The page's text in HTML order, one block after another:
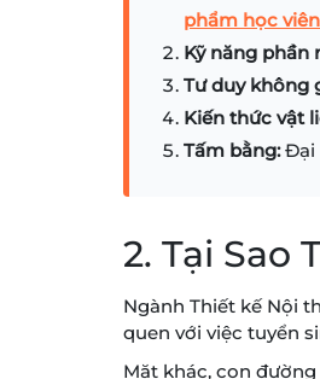
phẩm học
Kỹ năng phần
Tư duy không
Kiến thức vật
Tấm bằng:Đại
2. Tại Sao
Ngành Thiết kế Nội
quen với việc tuyển
Mặt khác, con